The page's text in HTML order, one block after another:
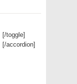
[/toggle]
[/accordion]